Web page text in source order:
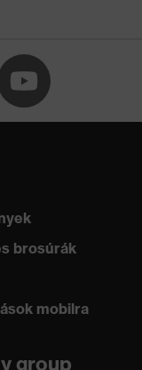
brosúrák
mobilra
group